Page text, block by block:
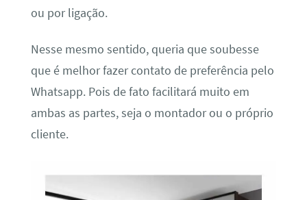
ou por ligação.
Nesse mesmo sentido, queria que soubesse
que é melhor fazer contato de preferência pelo
Whatsapp. Pois de fato facilitará muito em
ambas as partes, seja o montador ou o próprio
cliente.